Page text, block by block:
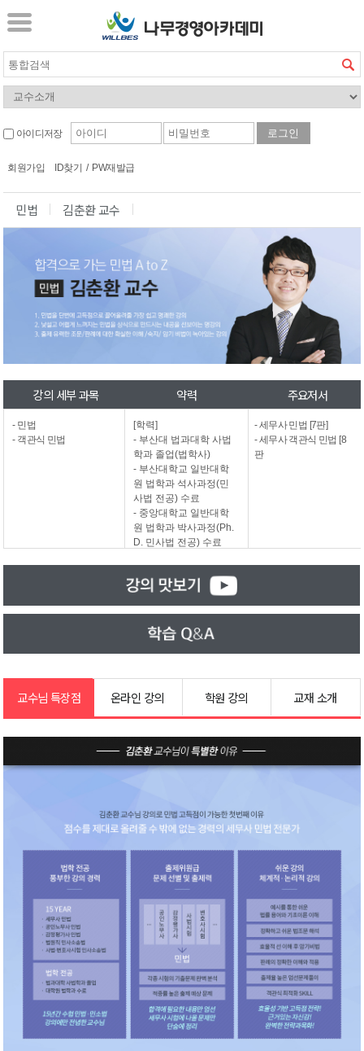
아이디저장
회원가입 ID찾기 / PW재발급
민법 김춘환 교수
강의 세부 과목
- 민법
- 객관식 민법
약력
[학력]
- 부산대 법과대학 사법
학과 졸업(법학사)
- 부산대학교 일반대학
원 법학과 석사과정(민
사법 전공) 수료
- 중앙대학교 일반대학
원 법학과 박사과정(Ph.
D. 민사법 전공) 수료
- (現) 단국대학교 법과대
공무원 특강 강사
- (現) 해커스 법아카데미
공인노무사·감정평가사
대표 교수
- (現) 윌비스 - 나무경영
임교수
주요저서
- 세무사 민법 [7판]
- 세무사 객관식 민법 [8
판
교수님 특장점 온라인 강의 학원 강의 교재 소개